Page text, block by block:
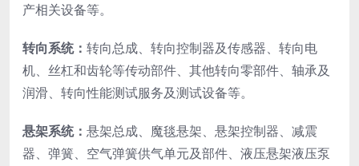
产相关设备等。
转向系统： 转向总成、转向控制器及传感器、转向电
机、丝杠和齿轮等传动部件、其他转向零部件、轴承及
润滑、转向性能测试服务及测试设备等。
悬架系统： 悬架总成、魔毯悬架、悬架控制器、减震
器、弹簧、空气弹簧供气单元及部件、液压悬架液压泵